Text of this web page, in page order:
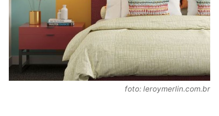
foto: leroymerlin.com.br